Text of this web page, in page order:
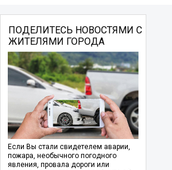
ПОДЕЛИТЕСЬ НОВОСТЯМИ С
ЖИТЕЛЯМИ ГОРОДА
Если Вы стали свидетелем аварии,
пожара, необычного погодного
явления, провала дороги или